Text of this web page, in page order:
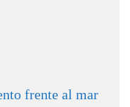
frente al mar